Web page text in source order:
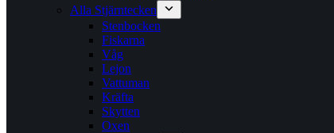
Alla Stjärntecken
Stenbocken
Fiskarna
Våg
Lejon
Vattuman
Kräfta
Skytten
Oxen